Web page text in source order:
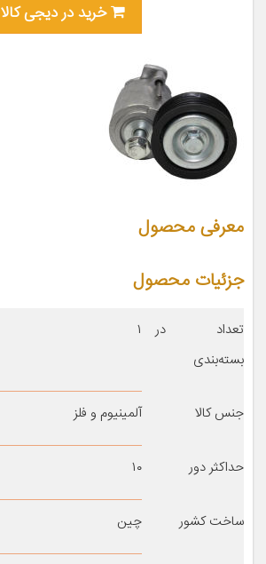
خرید در دیجی کالا
معرفی محصول
جزئیات محصول
تعداد در
بسته‌بندی
۱
جنس کالا آلمینیوم و فلز
حداکثر دور ۱۰
ساخت کشور چین